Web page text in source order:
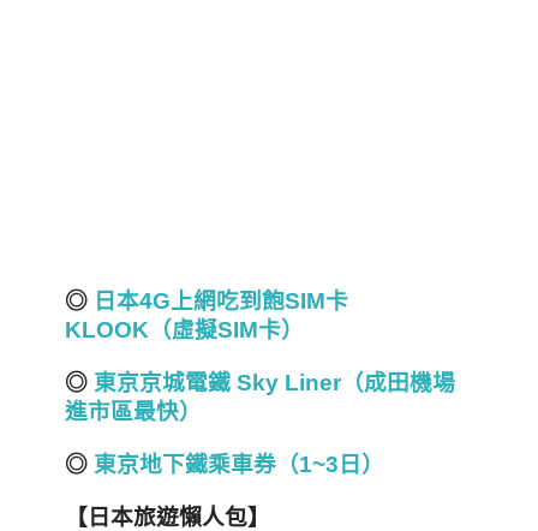
◎ 日本4G上網吃到飽SIM卡
KLOOK （虛擬SIM卡）
◎ 東京京城電鐵 Sky Liner（成田機場
進市區最快）
◎ 東京地下鐵乘車券（1~3 日）
【日本旅遊懶人包】